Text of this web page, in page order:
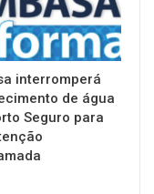
interromperá
de água
Seguro para